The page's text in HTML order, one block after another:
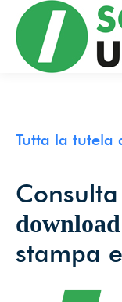
Tutta la tutela
download
stampa
Tutte le
della
portata
il potere